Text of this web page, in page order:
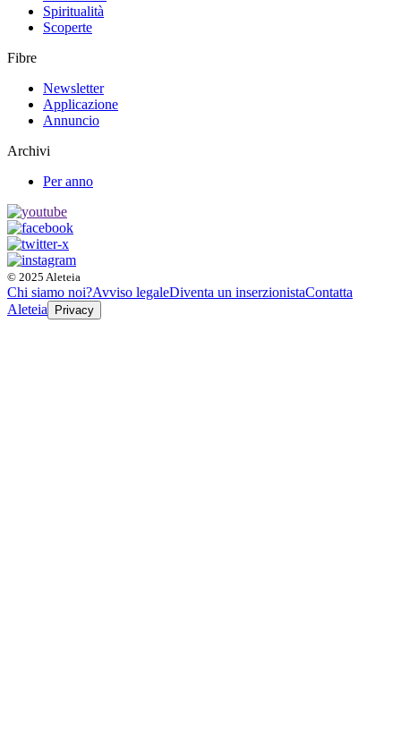
Spiritualità
Scoperte
Fibre
Newsletter
Applicazione
Annuncio
Archivi
Per anno
© 2025 Aleteia
Chi siamo noi?Avviso legaleDiventa un inserzionistaContatta
Aleteia
Privacy